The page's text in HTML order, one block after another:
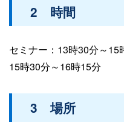
2 時間
セミナー：13時30分～
15時30分～16時15分
3 場所